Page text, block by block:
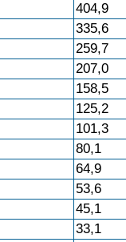
404,9
335,6
259,7
207,0
158,5
125,2
101,3
80,1
64,9
53,6
45,1
33,1